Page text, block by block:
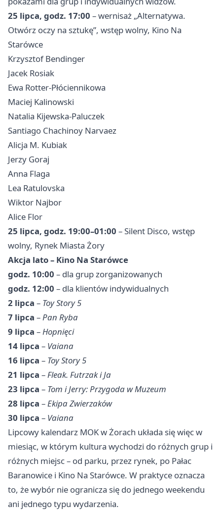
25 lipca, godz. 17:00 – wernisaż „Alternatywa.
Otwórz oczy na sztukę”, wstęp wolny, Kino Na
Starówce
Krzysztof Bendinger
Jacek Rosiak
Ewa Rotter-Płóciennikowa
Maciej Kalinowski
Natalia Kijewska-Paluczek
Santiago Chachinoy Narvaez
Alicja M. Kubiak
Jerzy Goraj
Anna Flaga
Lea Ratulovska
Wiktor Najbor
Alice Flor
25 lipca, godz. 19:00–01:00 – Silent Disco, wstęp
wolny, Rynek Miasta Żory
Akcja lato – Kino Na Starówce
godz. 10:00 – dla grup zorganizowanych
godz. 12:00 – dla klientów indywidualnych
2 lipca – Toy Story 5
7 lipca –Pan Ryba
9 lipca –Hopnięci
14 lipca – Vaiana
16 lipca – Toy Story 5
21 lipca –Fleak. Futrzak i Ja
23 lipca – Tom i Jerry: Przygoda w Muzeum
28 lipca –Ekipa Zwierzaków
30 lipca – Vaiana
Lipcowy kalendarz MOK w Żorach układa się więc w
miesiąc, w którym kultura wychodzi do różnych grup i
różnych miejsc – od parku, przez rynek, po Pałac
Baranowice i Kino Na Starówce. W praktyce oznacza
to, że wybór nie ogranicza się do jednego weekendu
ani jednego typu wydarzenia.